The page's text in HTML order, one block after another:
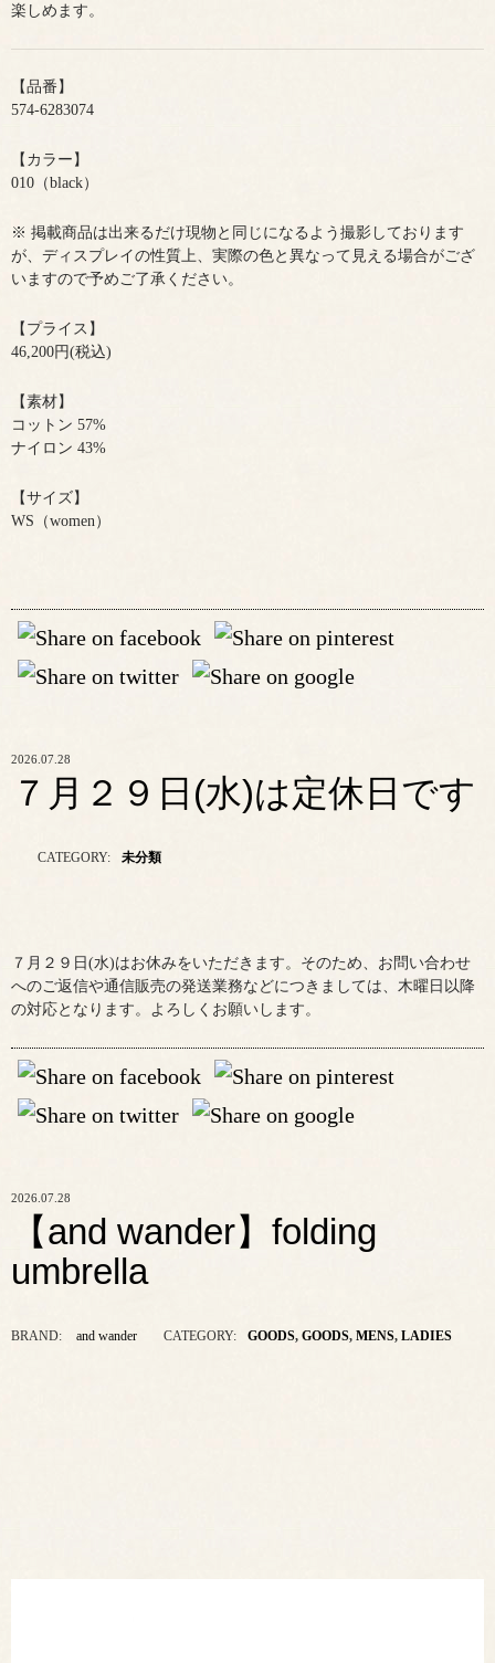
楽しめます。
【品番】
574-6283074
【カラー】
010（black）
※ 掲載商品は出来るだけ現物と同じになるよう撮影しております
が、ディスプレイの性質上、実際の色と異なって見える場合がござ
いますので予めご了承ください。
【プライス】
46,200円(税込)
【素材】
コットン 57%
ナイロン 43%
【サイズ】
WS（women）
2026.07.28
７月２９日(水)は定休日です
CATEGORY: 未分類
７月２９日(水)はお休みをいただきます。そのため、お問い合わせ
へのご返信や通信販売の発送業務などにつきましては、木曜日以降
の対応となります。よろしくお願いします。
2026.07.28
【and wander】folding
umbrella
BRAND: and wander CATEGORY: GOODS, GOODS, MENS, LADIES